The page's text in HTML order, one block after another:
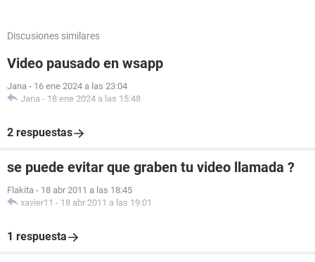
Discusiones similares
Video pausado en wsapp
Jana - 16 ene 2024 a las 23:04
Jana - 18 ene 2024 a las 15:48
2 respuestas
se puede evitar que graben tu video llamada ?
Flakita - 18 abr 2011 a las 18:45
xavier11 - 18 abr 2011 a las 19:01
1 respuesta